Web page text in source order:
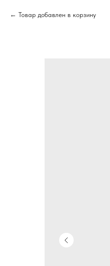
Товар добавлен в корзину